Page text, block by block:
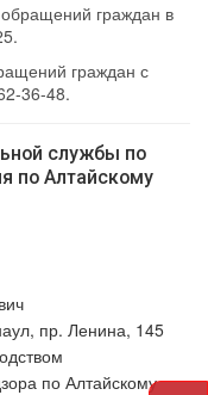
граждан в
граждан с
36-48.
службы по
по Алтайскому
пр. Ленина, 145
по Алтайскому